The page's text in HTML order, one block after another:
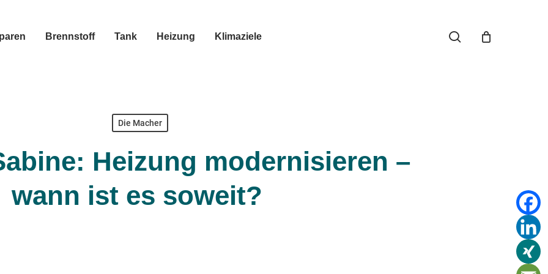
Brennstoff Tank Heizung Klimaziele search
Die Macher
Heizung modernisieren –
wann ist es soweit?